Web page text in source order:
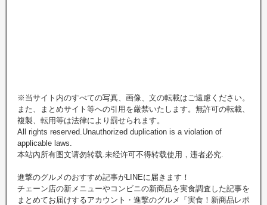
※当サイト内のすべての写真、画像、文の転載はご遠慮ください。
また、まとめサイト等への引用を厳禁いたします。無許可の転載、
複製、転用等は法律により罰せられます。
All rights reserved.Unauthorized duplication is a violation of
applicable laws.
本站內所有图文请勿转载.未经许可不得转载使用，违者必究.
進撃のグルメのおすすめ記事がLINEに届きます！
チェーン店の新メニューやコンビニの新商品を実食調査した記事を
まとめてお届けするアカウント・進撃のグルメ「実食！新商品レポ